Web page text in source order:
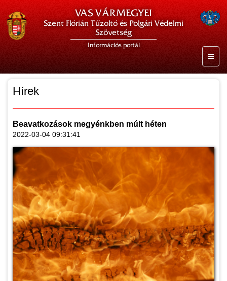
VAS VÁRMEGYEI
Szent Flórián Tűzoltó és Polgári Védelmi
Szövetség
Információs portál
Hírek
Beavatkozások megyénkben múlt héten
2022-03-04 09:31:41